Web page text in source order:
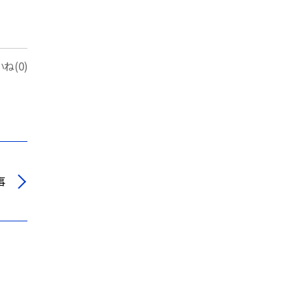
ね(0)